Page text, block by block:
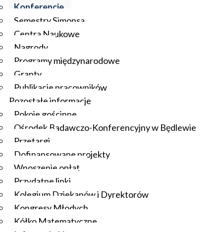
Konferencje
Semestry Simonsa
Centra Naukowe
Nagrody
Programy międzynarodowe
Granty
Publikacje pracowników
Pozostałe informacje
Pokoje gościnne
Ośrodek Badawczo-Konferencyjny w Będlewie
Przetargi
Dofinansowane projekty
Wnoszenie opłat
Przydatne linki
Kolegium Dziekanów i Dyrektorów
Kongresy Młodych
Kółko Matematyczne